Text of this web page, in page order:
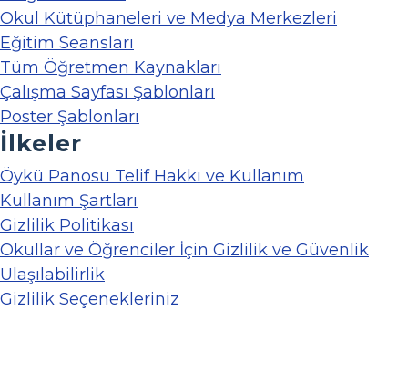
Okul Kütüphaneleri ve Medya Merkezleri
Eğitim Seansları
Tüm Öğretmen Kaynakları
Çalışma Sayfası Şablonları
Poster Şablonları
İlkeler
Öykü Panosu Telif Hakkı ve Kullanım
Kullanım Şartları
Gizlilik Politikası
Okullar ve Öğrenciler İçin Gizlilik ve Güvenlik
Ulaşılabilirlik
Gizlilik Seçenekleriniz